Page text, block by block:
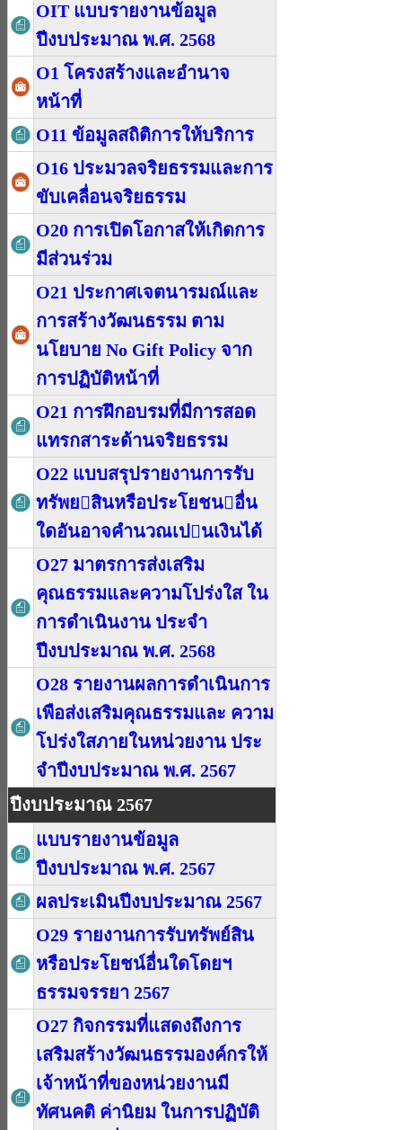
OIT แบบรายงานข้อมูล
ปีงบประมาณ พ.ศ. 2568
O1 โครงสร้างและอำนาจ
หน้าที่
O11 ข้อมูลสถิติการให้บริการ
O16 ประมวลจริยธรรมและการ
ขับเคลื่อนจริยธรรม
O20 การเปิดโอกาสให้เกิดการ
มีส่วนร่วม
O21 ประกาศเจตนารมณ์และ
การสร้างวัฒนธรรม ตาม
นโยบาย No Gift Policy จาก
การปฏิบัติหน้าที่
O21 การฝึกอบรมที่มีการสอด
แทรกสาระด้านจริยธรรม
O22 แบบสรุปรายงานการรับ
ทรัพยสินหรือประโยชนอื่น
ใดอันอาจคำนวณเปนเงินได้
O27 มาตรการส่งเสริม
คุณธรรมและความโปร่งใส ใน
การดําเนินงาน ประจํา
ปีงบประมาณ พ.ศ. 2568
O28 รายงานผลการดําเนินการ
เพือส่งเสริมคุณธรรมและ ความ
โปร่งใสภายในหน่วยงาน ประ
จําปีงบประมาณ พ.ศ. 2567
ปีงบประมาณ 2567
แบบรายงานข้อมูล
ปีงบประมาณ พ.ศ. 2567
ผลประเมินปีงบประมาณ 2567
O29 รายงานการรับทรัพย์สิน
หรือประโยชน์อื่นใดโดยฯ
ธรรมจรรยา 2567
O27 กิจกรรมที่แสดงถึงการ
เสริมสร้างวัฒนธรรมองค์กรให้
เจ้าหน้าที่ของหน่วยงานมี
ทัศนคติ ค่านิยม ในการปฏิบัติ